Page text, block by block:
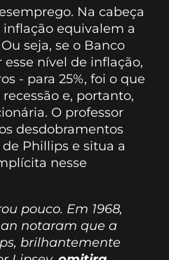
Na cabeça
inflação equivalem a
seja, se o Banco
nível de inflação,
- para 25%, foi o que
e, portanto,
O professor
desdobramentos
Phillips e situa a
nesse
pouco. Em 1968,
notaram que a
brilhantemente